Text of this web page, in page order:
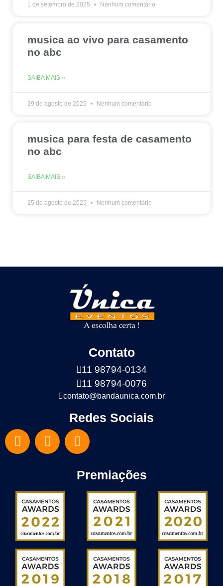
1 de setembro de 2025 Nenhum comentário
musica ao vivo para casamento
no abc
SAIBA MAIS »
29 de agosto de 2025 Nenhum comentário
musica para festa de casamento
no abc
SAIBA MAIS »
25 de agosto de 2025 Nenhum comentário
Contato
11 98794-0134
11 98794-0076
contato@bandaunica.com.br
Redes Sociais
Premiações